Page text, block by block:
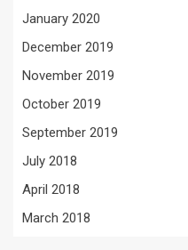
January 2020
December 2019
November 2019
October 2019
September 2019
July 2018
April 2018
March 2018